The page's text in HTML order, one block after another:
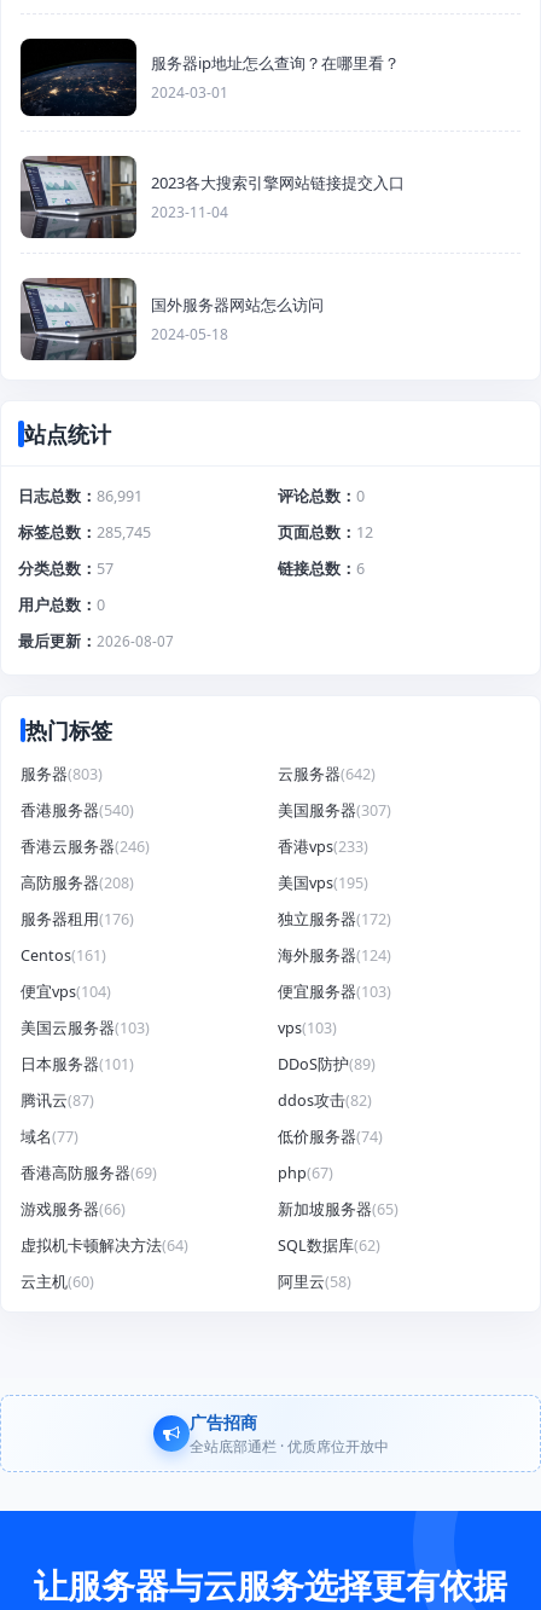
服务器ip地址怎么查询？在哪里看？
2024-03-01
2023各大搜索引擎网站链接提交入口
2023-11-04
国外服务器网站怎么访问
2024-05-18
站点统计
日志总数 86,991 评论总数
0
标签总数
285,745 页面总数
12
分类总数
57 链接总数
6
用户总数
0
最后更新
2026-08-07
热门标签
服务器(803) 云服务器(642)
香港服务器(540) 美国服务器(307)
香港云服务器(246) 香港vps(233)
高防服务器(208) 美国vps(195)
服务器租用(176) 独立服务器(172)
Centos(161) 海外服务器(124)
便宜vps(104) 便宜服务器(103)
美国云服务器(103) vps(103)
日本服务器(101) DDoS防护(89)
腾讯云(87) ddos攻击(82)
域名(77) 低价服务器(74)
香港高防服务器(69) php(67)
游戏服务器(66) 新加坡服务器(65)
虚拟机卡顿解决方法(64) SQL数据库(62)
云主机(60) 阿里云(58)
广告招商
全站底部通栏 · 优质席位开放中
让服务器与云服务选择更有依据